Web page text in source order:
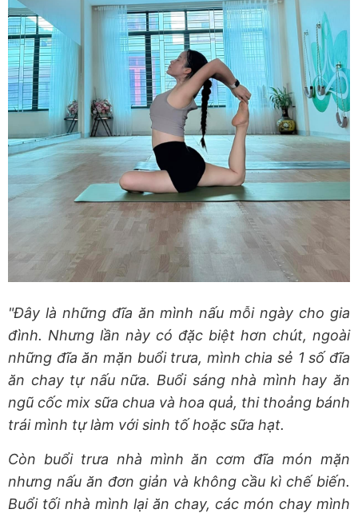
"Đây là những đĩa ăn mình nấu mỗi ngày cho gia
đình. Nhưng lần này có đặc biệt hơn chút, ngoài
những đĩa ăn mặn buổi trưa, mình chia sẻ 1 số đĩa
ăn chay tự nấu nữa. Buổi sáng nhà mình hay ăn
ngũ cốc mix sữa chua và hoa quả, thi thoảng bánh
trái mình tự làm với sinh tố hoặc sữa hạt.
Còn buổi trưa nhà mình ăn cơm đĩa món mặn
nhưng nấu ăn đơn giản và không cầu kì chế biến.
Buổi tối nhà mình lại ăn chay, các món chay mình